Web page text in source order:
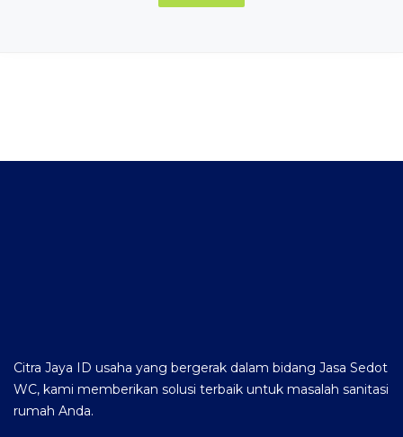
Citra Jaya ID usaha yang bergerak dalam bidang Jasa Sedot
WC, kami memberikan solusi terbaik untuk masalah sanitasi
rumah Anda.